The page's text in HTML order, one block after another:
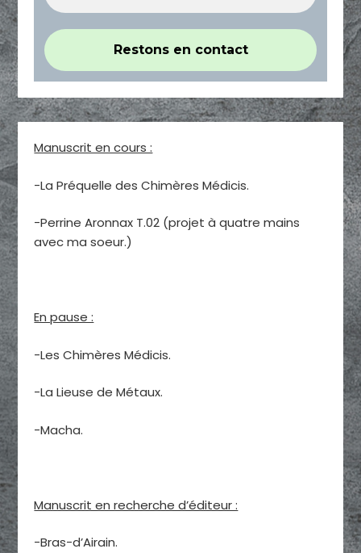
Manuscrit en cours :
-La Préquelle des Chimères Médicis.
-Perrine Aronnax T.02 (projet à quatre mains
avec ma soeur.)
En pause :
-Les Chimères Médicis.
-La Lieuse de Métaux.
-Macha.
Manuscrit en recherche d’éditeur :
-Bras-d’Airain.